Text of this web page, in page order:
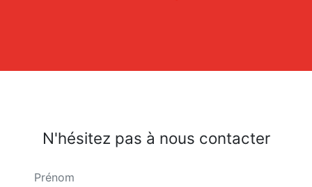
N'hésitez pas à nous contacter